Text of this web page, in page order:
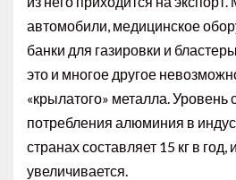
автомобили, медицинское
банки для газировки и
это и многое другое
«крылатого» металла.
потребления алюминия в
странах составляет 15 кг в
увеличивается.